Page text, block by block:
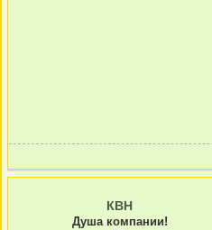
КВН
Душа компании!